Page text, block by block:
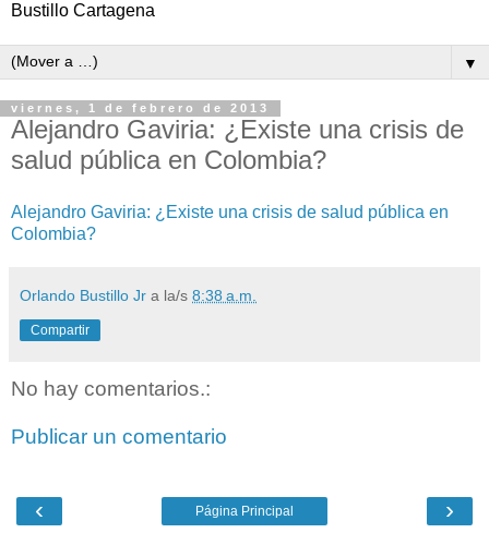
Bustillo Cartagena
▼
viernes, 1 de febrero de 2013
Alejandro Gaviria: ¿Existe una crisis de
salud pública en Colombia?
Alejandro Gaviria: ¿Existe una crisis de salud pública en
Colombia?
Orlando Bustillo Jr a la/s 8:38 a.m.
Compartir
No hay comentarios.:
Publicar un comentario
‹ ›
Página Principal